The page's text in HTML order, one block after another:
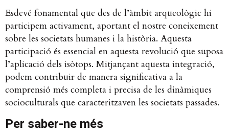
Esdevé fonamental que des de l’àmbit arqueològic hi
participem activament, aportant el nostre coneixement
sobre les societats humanes i la història. Aquesta
participació és essencial en aquesta revolució que suposa
l’aplicació dels isòtops. Mitjançant aquesta integració,
podem contribuir de manera significativa a la
comprensió més completa i precisa de les dinàmiques
socioculturals que caracteritzaven les societats passades.
Per saber-ne més